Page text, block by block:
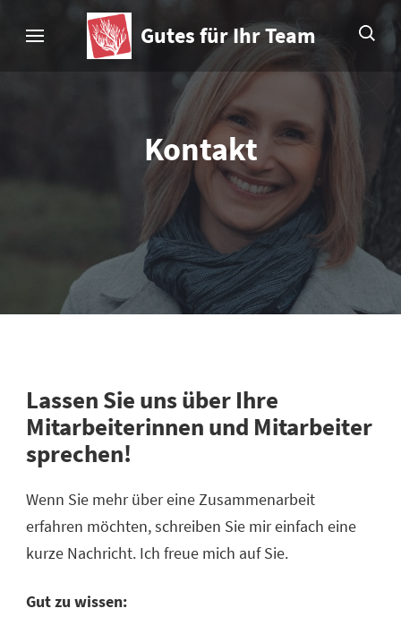
Gutes für Ihr Team
Kontakt
Lassen Sie uns über Ihre
Mitarbeiterinnen und Mitarbeiter
sprechen!
Wenn Sie mehr über eine Zusammenarbeit
erfahren möchten, schreiben Sie mir einfach eine
kurze Nachricht. Ich freue mich auf Sie.
Gut zu wissen: